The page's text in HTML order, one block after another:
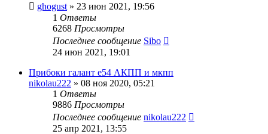
ghogust » 23 июн 2021, 19:56
1 Ответы
6268 Просмотры
Последнее сообщение Sibo
24 июн 2021, 19:01
Прибоки галант е54 АКПП и мкпп
nikolau222 » 08 ноя 2020, 05:21
1 Ответы
9886 Просмотры
Последнее сообщение nikolau222
25 апр 2021, 13:55